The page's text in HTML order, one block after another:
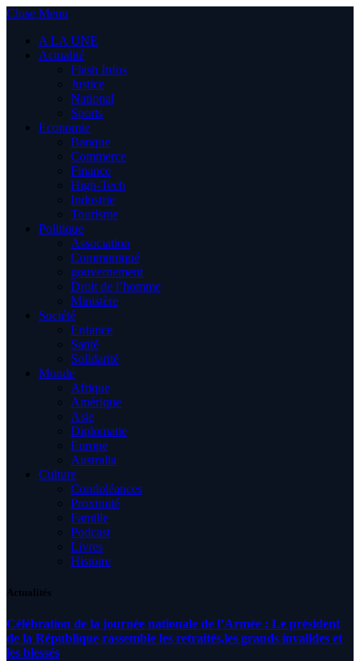
Close Menu
A LA UNE
Actualité
Flash Infos
Justice
National
Sports
Economie
Banque
Commerce
Finance
High-Tech
Industrie
Tourisme
Politique
Association
Communiqué
gouvernement
Droit de l’homme
Ministère
Société
Enfance
Santé
Solidarité
Monde
Afrique
Amérique
Asie
Diplomatie
Europe
Australia
Culture
Condoléances
Proximité
Famille
Podcast
Livres
Histoire
Actualités
Célébration de la journée nationale de l’Armée : Le président
de la République rassemble les retraités,les grands invalides et
les blessés